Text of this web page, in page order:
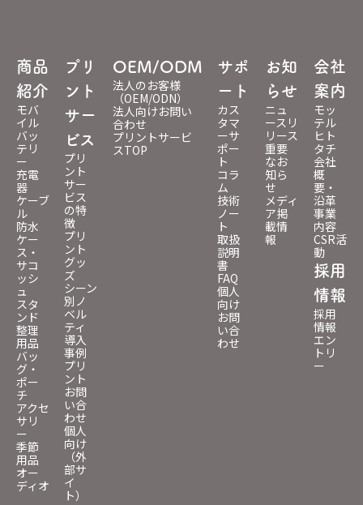
商品
紹介
モバ
イル
バッ
テリ
ー
充電
器
ケーブ
ル
防水
ケー
ス・
サコ
ッシ
ュ
スタ
ンド
整理
用品
バッ
グ・
ポー
チ
アクセ
サリ
ー
季節
用品
オー
ディオ
プリ
ント
サー
ビス
プリ
ント
サー
ビス
の特
徴
プリ
ント
グッ
ズ
シーン
別ノ
ベル
ティ
導入
事例
プリ
ント
お問
い合
わせ
個人
向け
（外
部サ
イ
ト）
OEM/ODM
法人のお客様
（OEM/ODN）
法人向けお問い
合わせ
プリントサービ
スTOP
サポ
ート
カス
タマ
ーサ
ポー
ト
コラ
ム
技術
ノー
ト
取扱
説明
書
FAQ
個人
向け
お問
い合
わせ
お知
らせ
ニュ
ースリ
リース
重要
なお
知ら
せ
メディ
ア掲
載情
報
会社
案内
モッ
テル
ヒト
タチ
会社
概
要・
沿革
事業
内容
CSR活
動
採用
情報
採用
情報
エン
トリ
ー